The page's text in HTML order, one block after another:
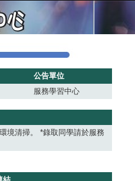
公告單位
服務學習中心
境清掃。 *錄取同學請於服務